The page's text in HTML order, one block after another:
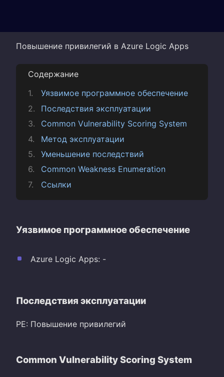
Повышение привилегий в Azure Logic Apps
Содержание
Уязвимое программное обеспечение
Последствия эксплуатации
Common Vulnerability Scoring System
Метод эксплуатации
Уменьшение последствий
Common Weakness Enumeration
Ссылки
Уязвимое программное обеспечение
Azure Logic Apps: -
Последствия эксплуатации
PE: Повышение привилегий
Common Vulnerability Scoring System